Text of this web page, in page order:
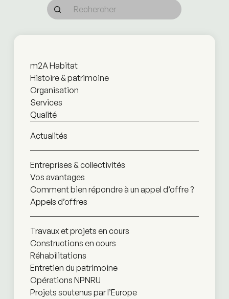
m2A Habitat
Histoire & patrimoine
Organisation
Services
Qualité
Actualités
Entreprises & collectivités
Vos avantages
Comment bien répondre à un appel d’offre ?
Appels d’offres
Travaux et projets en cours
Constructions en cours
Réhabilitations
Entretien du patrimoine
Opérations NPNRU
Projets soutenus par l’Europe